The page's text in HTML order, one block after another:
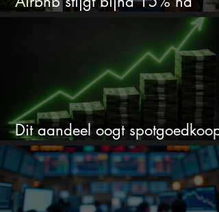
cijfers: vooral dit AI-cijfer valt op
Dit aandeel oogt spotgoedkoop
voor hoeveel het kan stijgen